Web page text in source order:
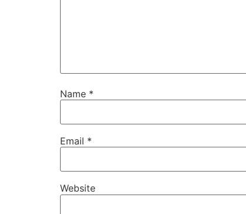
Name *
Email *
Website